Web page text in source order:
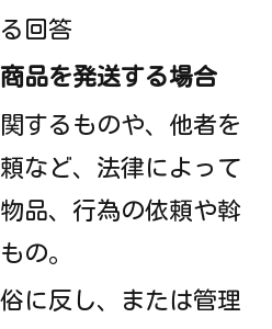
回答
品を発送する場合
するものや、他者を
など、法律によって
品、行為の依頼や斡
の。
に反し、または管理